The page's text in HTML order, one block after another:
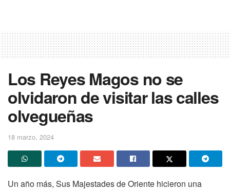
Los Reyes Magos no se
olvidaron de visitar las calles
olvegueñas
18 marzo, 2024
Un año más, Sus Majestades de Oriente hicieron una